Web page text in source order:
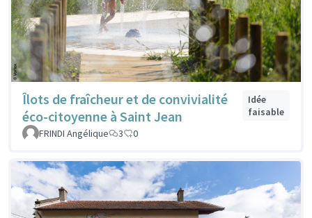
Îlots de fraîcheur et de convivialité
éco-citoyenne à Saint Jean
Idée
faisable
FRINDI Angélique
3 0